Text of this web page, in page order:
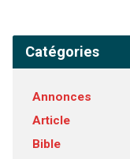
Catégories
Annonces
Article
Bible